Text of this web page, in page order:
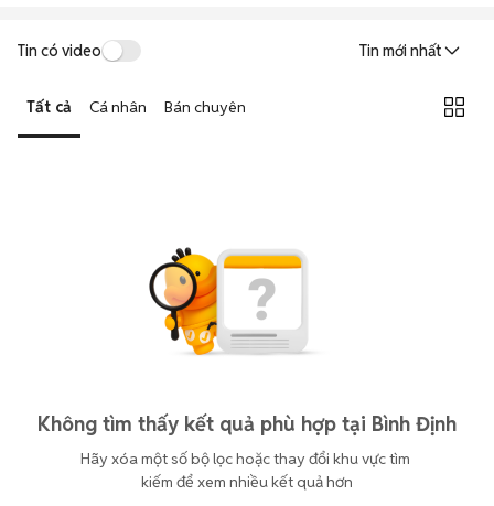
Tin có video Tin mới nhất
Tất cả Cá nhân Bán chuyên
Không tìm thấy kết quả phù hợp tại Bình Định
Hãy xóa một số bộ lọc hoặc thay đổi khu vực tìm
kiếm để xem nhiều kết quả hơn